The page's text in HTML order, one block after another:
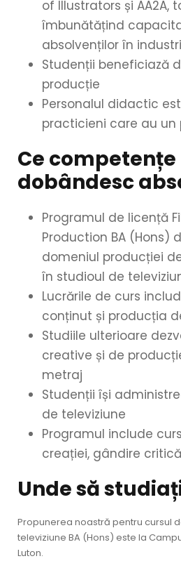
of Illustrators și AA2A,
îmbunătățind
absolvenților în
Studenții beneficiază
producție
Personalul didactic
practicieni care au un
Ce competențe
dobândesc
Programul de licență
Production BA (Hons)
domeniul producției
în studioul de
Lucrările de curs
conținut și producția
Studiile ulterioare
creative și de
metraj
Studenții își
de televiziune
Programul include
creației, gândire
Unde să
Propunerea noastră pentru cursul
televiziune BA (Hons) este la
Luton.